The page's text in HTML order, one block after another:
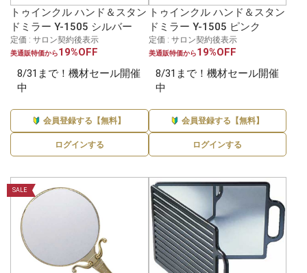
トゥインクル ハンド＆スタン
ドミラー Y-1505 シルバー
定価 : サロン契約後表示
美通販特価から19%OFF
8/31まで！機材セール開催
中
会員登録する【無料】
ログインする
トゥインクル ハンド＆スタン
ドミラー Y-1505 ピンク
定価 : サロン契約後表示
美通販特価から19%OFF
8/31まで！機材セール開催
中
会員登録する【無料】
ログインする
SALE